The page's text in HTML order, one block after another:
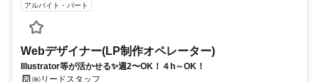
アルバイト・パート
Webデザイナー(LP制作オペレーター)
Illustrator等が活かせる✨週2〜OK！４h～OK！
㈱リードスタッフ